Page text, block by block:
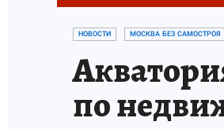
ИСПЫТАНО НА
НОВОСТИ МОСКВА БЕЗ САМОСТРОЯ
по